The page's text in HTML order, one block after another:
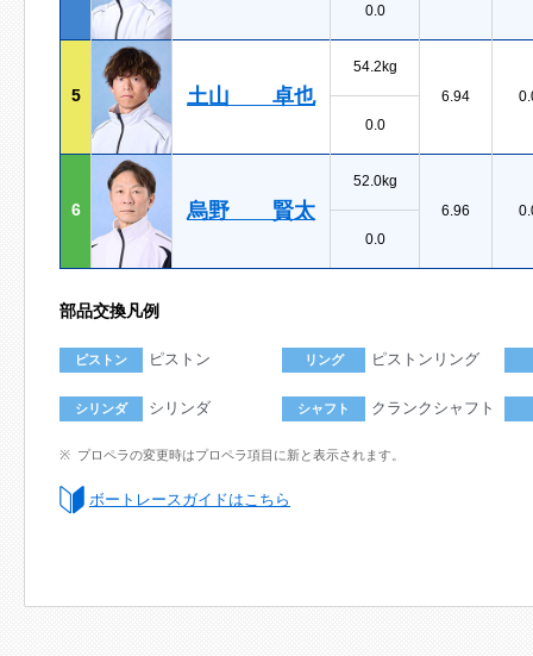
0.0
5 土山 卓也
54.2kg
6.94
0.0
6 烏野 賢太
52.0kg
6.96
0.0
部品交換凡例
ピストン ピストン リング ピストンリング
シリンダ シリンダ シャフト クランクシャフト
プロペラの変更時はプロペラ項目に新と表示されます。
ボートレースガイドはこちら